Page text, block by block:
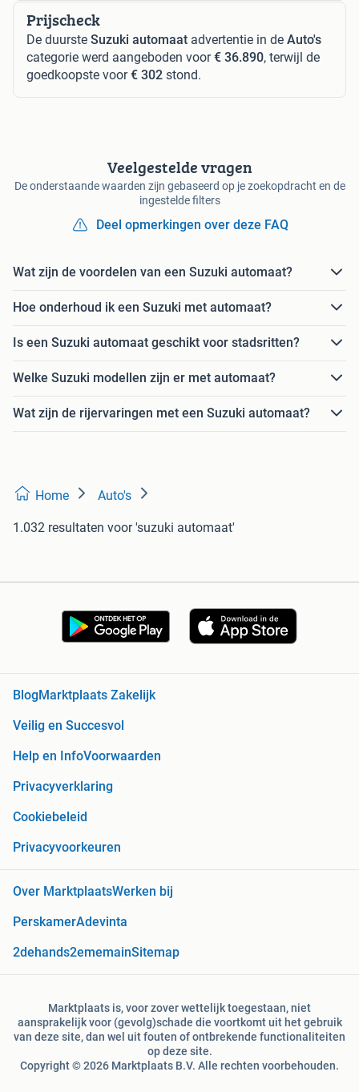
Prijscheck
De duurste Suzuki automaat advertentie in de Auto's
categorie werd aangeboden voor€ 36.890, terwijl de
goedkoopste voor€ 302 stond.
Veelgestelde vragen
De onderstaande waarden zijn gebaseerd op je zoekopdracht en de
ingestelde filters
Deel opmerkingen over deze FAQ
Wat zijn de voordelen van een Suzuki automaat?
Hoe onderhoud ik een Suzuki met automaat?
Is een Suzuki automaat geschikt voor stadsritten?
Welke Suzuki modellen zijn er met automaat?
Wat zijn de rijervaringen met een Suzuki automaat?
Home Auto's
1.032 resultaten voor 'suzuki automaat'
BlogMarktplaats Zakelijk
Veilig en Succesvol
Help en InfoVoorwaarden
Privacyverklaring
Cookiebeleid
Privacyvoorkeuren
Over MarktplaatsWerken bij
PerskamerAdevinta
2dehands2ememainSitemap
Marktplaats is, voor zover wettelijk toegestaan, niet
aansprakelijk voor (gevolg)schade die voortkomt uit het gebruik
van deze site, dan wel uit fouten of ontbrekende functionaliteiten
op deze site.
Copyright © 2026 Marktplaats B.V. Alle rechten voorbehouden.